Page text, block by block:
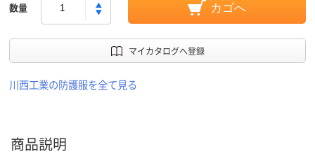
数量 カゴへ
マイカタログへ登録
川西工業の防護服を全て見る
商品説明